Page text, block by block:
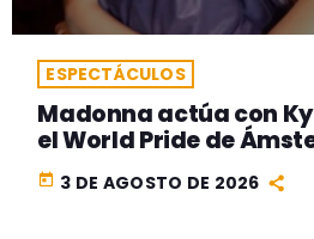
ESPECTÁCULOS
Madonna actúa con
el World Pride de
today 3 DE AGOSTO DE 2026